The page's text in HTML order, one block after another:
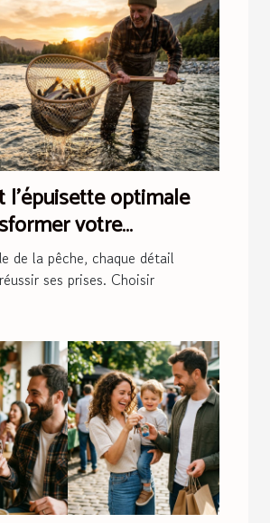
l'épuisette optimale
votre
de pêche ?
de la pêche, chaque détail
ses prises. Choisir